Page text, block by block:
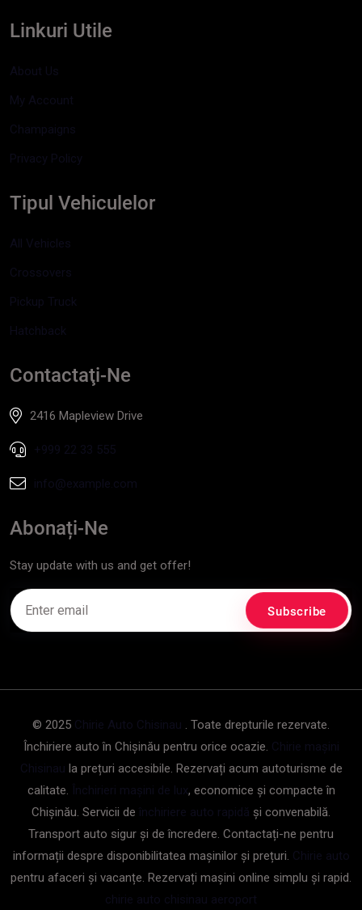
Linkuri Utile
About Us
My Account
Champaigns
Privacy Policy
Tipul Vehiculelor
All Vehicles
Crossovers
Pickup Truck
Hatchback
Contactaţi-Ne
2416 Mapleview Drive
+999 22 33 555
info@example.com
Abonați-Ne
Stay update with us and get offer!
© 2025 Chirie Auto Chisinau . Toate drepturile rezervate.
Închiriere auto în Chișinău pentru orice ocazie. Chirie mașini
Chisinau la prețuri accesibile. Rezervați acum autoturisme de
calitate. Închirieri mașini de lux, economice și compacte în
Chișinău. Servicii de închiriere auto rapidă și convenabilă.
Transport auto sigur și de încredere. Contactați-ne pentru
informații despre disponibilitatea mașinilor și prețuri. Chirie auto
pentru afaceri și vacanțe. Rezervați mașini online simplu și rapid.
chirie auto chisinau aeroport